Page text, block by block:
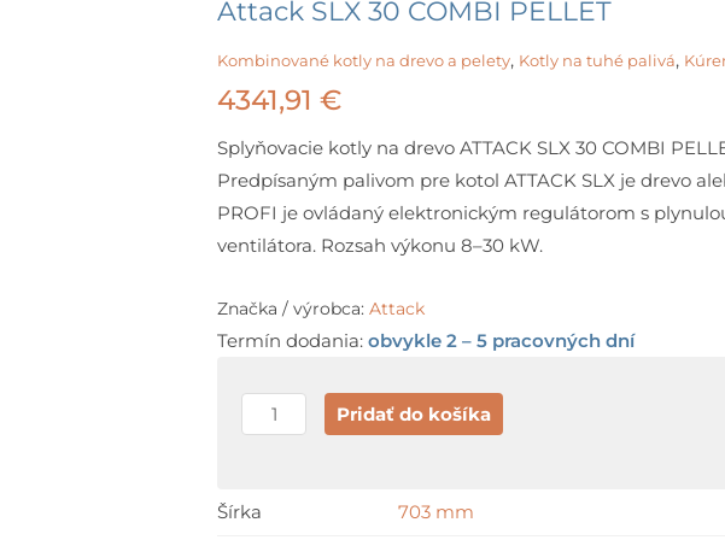
Attack SLX 30 COMBI PELLET
Kombinované kotly na drevo a pelety, Kotly na tuhé palivá,
4341,91 €
Splyňovacie kotly na drevo ATTACK SLX 30 COMBI
Predpísaným palivom pre kotol ATTACK SLX je drevo
PROFI je ovládaný elektronickým regulátorom s
ventilátora. Rozsah výkonu 8–30 kW.
Značka / výrobca: Attack
Termín dodania: obvykle 2 – 5 pracovných dní
množstvo
Attack
30
Pridať do košíka
Šírka 703 mm